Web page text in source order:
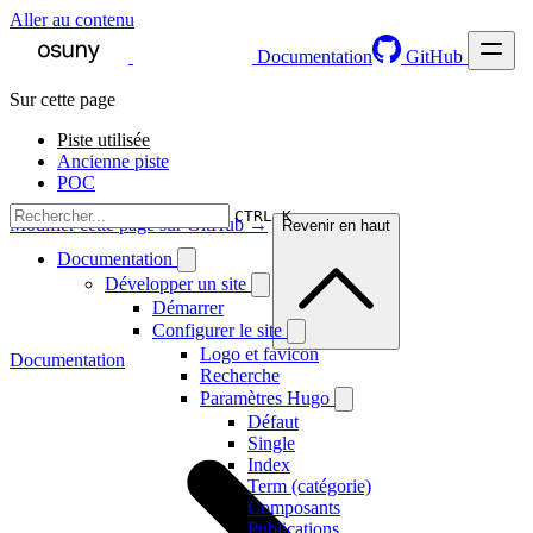
Aller au contenu
Documentation
GitHub
CTRL K
Documentation
Développer un site
Démarrer
Configurer le site
Logo et favicon
Recherche
Paramètres Hugo
Défaut
Single
Index
Term (catégorie)
Composants
Publications
Sur cette page
Piste utilisée
Ancienne piste
POC
Modifier cette page sur GitHub → Revenir en haut
Documentation